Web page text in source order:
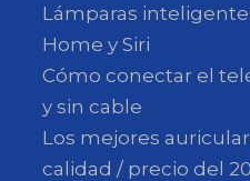
Lámparas
Home y Siri
Cómo conectar el
y sin cable
Los mejores
calidad / precio del